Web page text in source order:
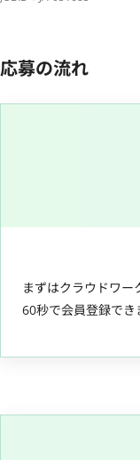
応募の流れ
まずはクラウドワー
60秒で会員登録でき